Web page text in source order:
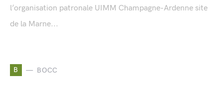
l’organisation patronale UIMM Champagne-Ardenne site
de la Marne...
B BOCC